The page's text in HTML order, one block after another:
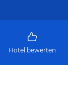
Hotel bewerten